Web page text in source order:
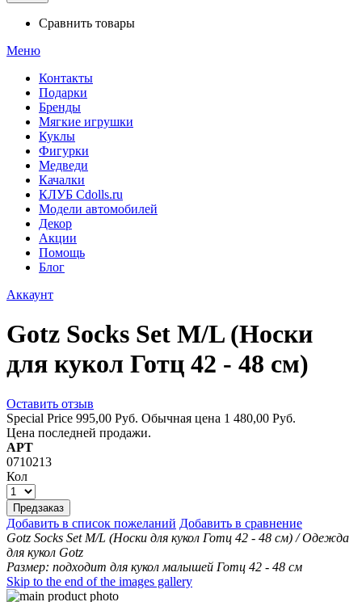
Сравнить товары
Меню
Контакты
Подарки
Бренды
Мягкие игрушки
Куклы
Фигурки
Медведи
Качалки
КЛУБ Cdolls.ru
Модели автомобилей
Декор
Акции
Помощь
Блог
Аккаунт
Gotz Socks Set M/L (Носки
для кукол Готц 42 - 48 см)
Оставить отзыв
Special Price 995,00 Руб. Обычная цена 1 480,00 Руб.
Цена последней продажи.
АРТ
0710213
Кол
Предзаказ
Добавить в список пожеланий Добавить в сравнение
Gotz Socks Set M/L (Носки для кукол Готц 42 - 48 см) / Одежда
для кукол Gotz
Размер: подходит для кукол малышей Готц 42 - 48 см
Skip to the end of the images gallery